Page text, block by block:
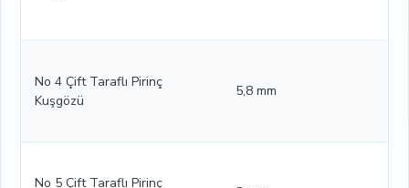
No 4 Çift Taraflı Pirinç
Kuşgözü
5,8 mm
No 5 Çift Taraflı Pirinç